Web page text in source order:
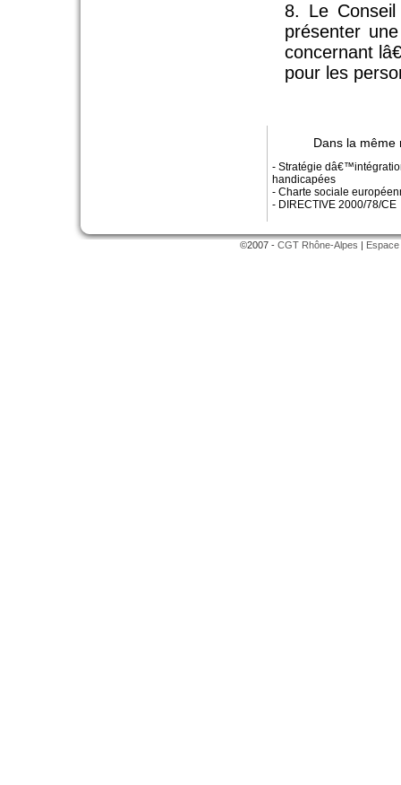
8. Le
présenter
concernant
pour les
Dans la même
- Stratégie
handicapées
- Charte sociale
- DIRECTIVE 2000/78/CE
©2007 - CGT Rhône-Alpes |